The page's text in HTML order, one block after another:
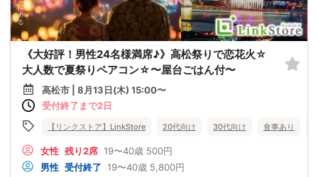
《大好評！男性24名様満席♪》高松祭りで恋花火☆
大人数で夏祭りペアコン☆〜屋台ごはん付〜
高松市 | 8月13日(木) 15:00〜
受付終了まで2日
【リンクストア】LinkStore 20代向け 30代向け 食事あり
女性 残り2席 19〜40歳 500円
男性 受付終了 19〜40歳 5,800円